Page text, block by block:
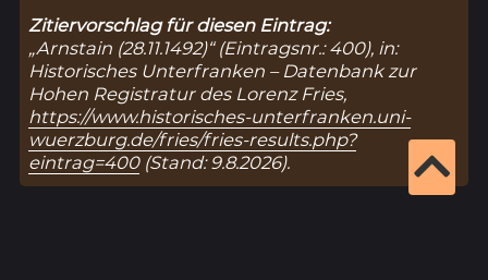
Zitiervorschlag für diesen Eintrag:
„Arnstain (28.11.1492)“ (Eintragsnr.: 400), in:
Historisches Unterfranken – Datenbank zur
Hohen Registratur des Lorenz Fries,
https://www.historisches-unterfranken.uni-
wuerzburg.de/fries/fries-results.php?
eintrag=400(Stand: 9.8.2026).